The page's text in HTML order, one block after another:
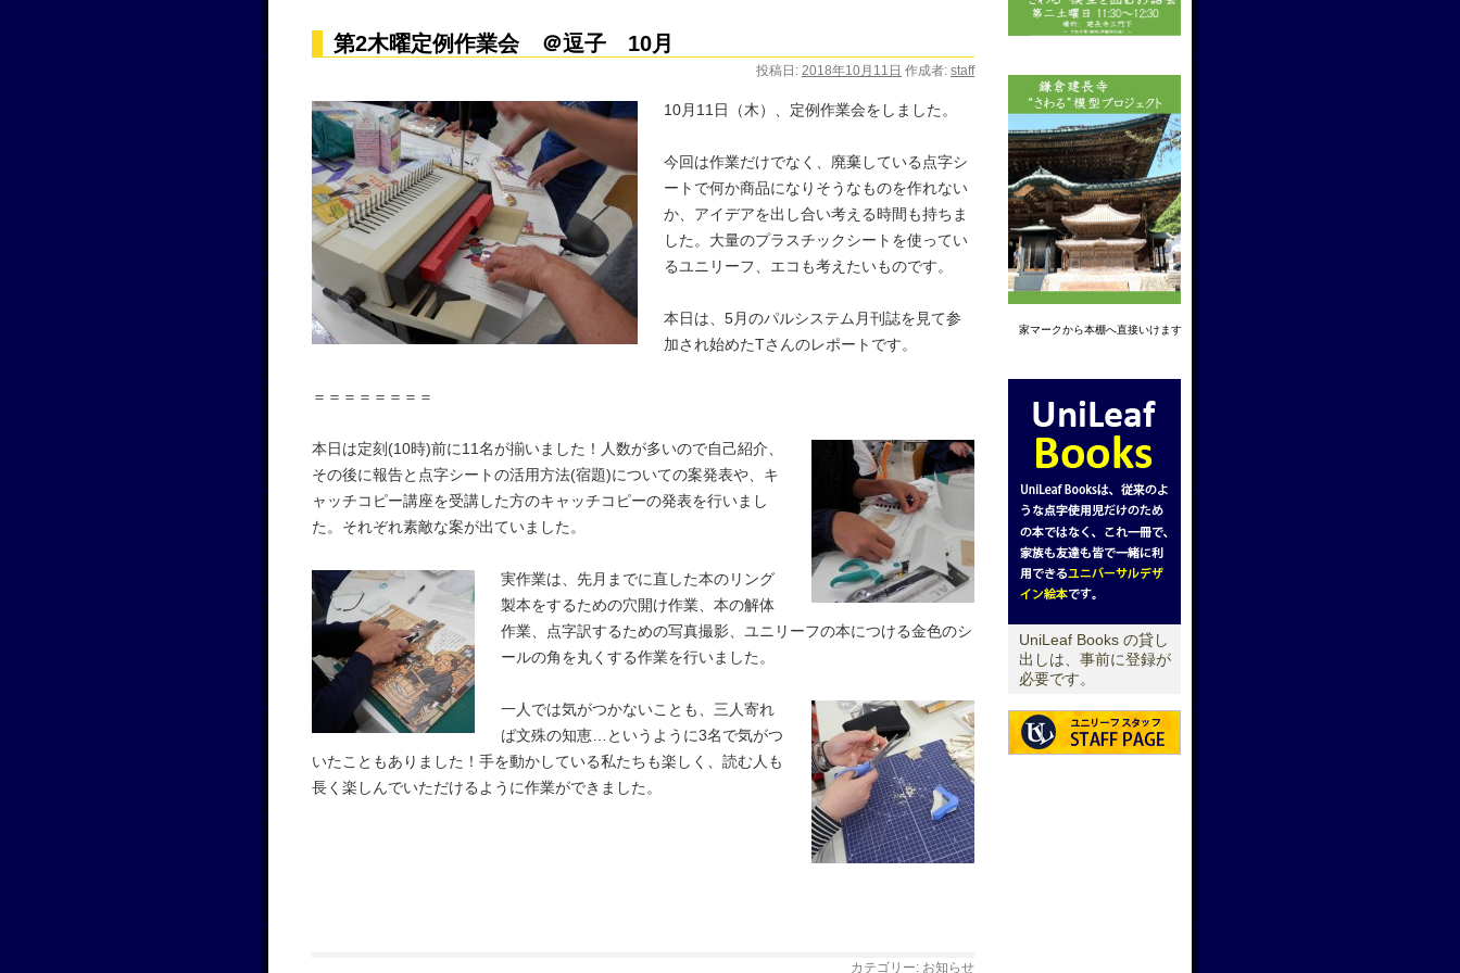
第2木曜定例作業会 ＠逗子 10月
投稿日: 2018年10月11日 作成者: staff
10月11日（木）、定例作業会をしました。
今回は作業だけでなく、廃棄している点字シ
ートで何か商品になりそうなものを作れない
か、アイデアを出し合い考える時間も持ちま
した。大量のプラスチックシートを使ってい
るユニリーフ、エコも考えたいものです。
本日は、5月のパルシステム月刊誌を見て参
加され始めたTさんのレポートです。
＝＝＝＝＝＝＝＝
本日は定刻(10時)前に11名が揃いました！ 人数が多いので自己紹介、
その後に報告と点字シートの活用方法(宿題)についての案発表や、キ
ャッチコピー講座を受講した方のキャッチコピーの発表を行いまし
た。それぞれ素敵な案が出ていました。
実作業は、先月までに直した本のリング
製本をするための穴開け作業、本の解体
作業、点字訳するための写真撮影、ユニリーフの本につける金色のシ
ールの角を丸くする作業を行いました。
一人では気がつかないことも、三人寄れ
ば文殊の知恵…というように3名で気がつ
いたこともありました！手を動かしている私たちも楽しく、読む人も
長く楽しんでいただけるように作業ができました。
カテゴリー: お知らせ
家マークから本棚へ直接いけます
UniLeaf Books の貸し
出しは、事前に登録が
必要です。